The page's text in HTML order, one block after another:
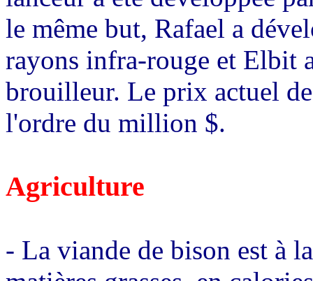
le même but, Rafael a
rayons infra-rouge et Elbit
brouilleur. Le prix actuel
l'ordre du million $.
Agriculture
- La viande de bison est à